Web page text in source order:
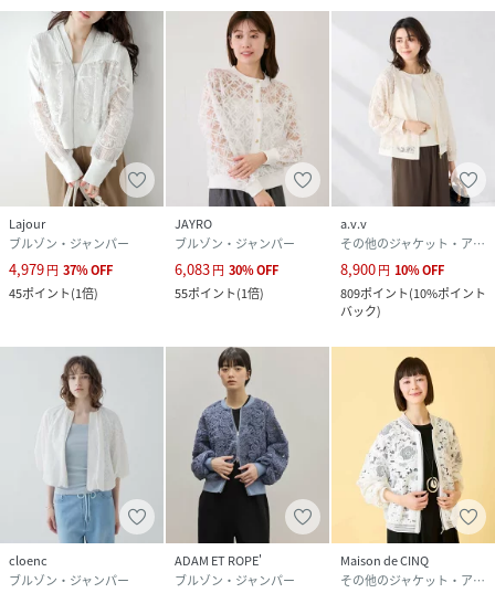
Lajour
ブルゾン・ジャンパー
4,979円 37%OFF
45ポイント(1倍)
JAYRO
ブルゾン・ジャンパー
6,083円 30%OFF
55ポイント(1倍)
a.v.v
その他のジャケット・アウター
8,900円 10%OFF
809ポイント(10%ポイント
バック)
cloenc
ブルゾン・ジャンパー
ADAM ET ROPE'
ブルゾン・ジャンパー
Maison de CINQ
その他のジャケット・アウター